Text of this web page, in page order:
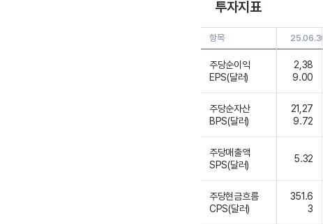
투자지표
항목 25.06.30
주당순이익
EPS(달러)
2,38
9.00
주당순자산
BPS(달러)
21,27
9.72
주당매출액
SPS(달러)
5.32
주당현금흐름
CPS(달러)
351.6
3